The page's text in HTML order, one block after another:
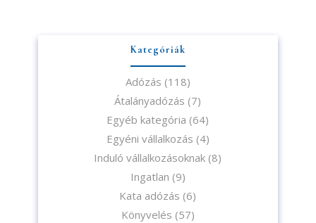
Kategóriák
Adózás (118)
Átalányadózás (7)
Egyéb kategória (64)
Egyéni vállalkozás (4)
Induló vállalkozásoknak (8)
Ingatlan (9)
Kata adózás (6)
Könyvelés (57)